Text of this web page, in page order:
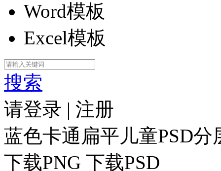
Word模板
Excel模板
搜索
请登录 | 注册
蓝色卡通扁平儿童PSD分
下载PNG 下载PSD